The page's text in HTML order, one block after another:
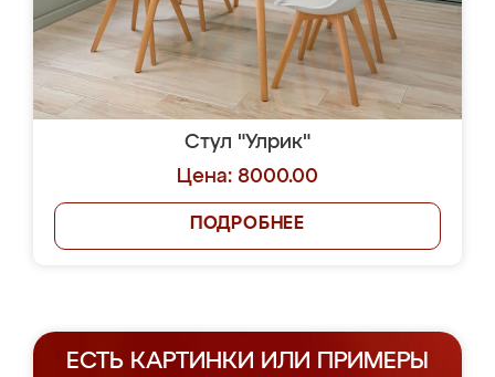
Стул "Улрик"
Цена: 8000.00
ПОДРОБНЕЕ
ЕСТЬ КАРТИНКИ ИЛИ ПРИМЕРЫ